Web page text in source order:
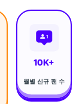
10K+
월별 신규 팬 수